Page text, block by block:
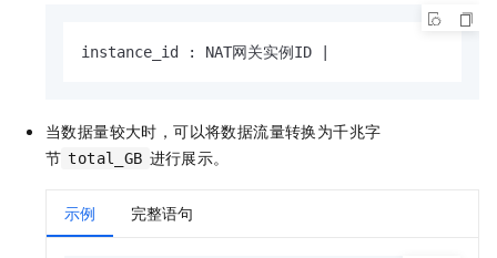
instance_id : NAT网关实例ID
当数据量较大时，可以将数据流量转换为千兆字
节 total_GB 进行展示。
示例 完整语句